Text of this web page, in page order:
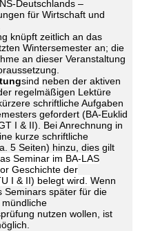
Deutschlands –
für Wirtschaft und
knüpft zeitlich an das
Wintersemester an; die
an dieser Veranstaltung
sind neben der aktiven
regelmäßigen Lektüre
schriftliche Aufgaben
gefordert (BA-Euklid
I & II). Bei Anrechnung in
kurze schriftliche
5 Seiten) hinzu, dies gilt
Seminar im BA-LAS
Geschichte der
I & II) belegt wird. Wenn
Seminars später für die
nutzen wollen, ist